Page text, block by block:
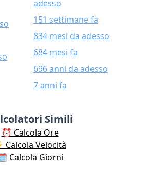
adesso
151 settimane fa
834 mesi da adesso
684 mesi fa
696 anni da adesso
7 anni fa
Simili
⏰ Calcola Ore
Calcola Velocità
Calcola Giorni